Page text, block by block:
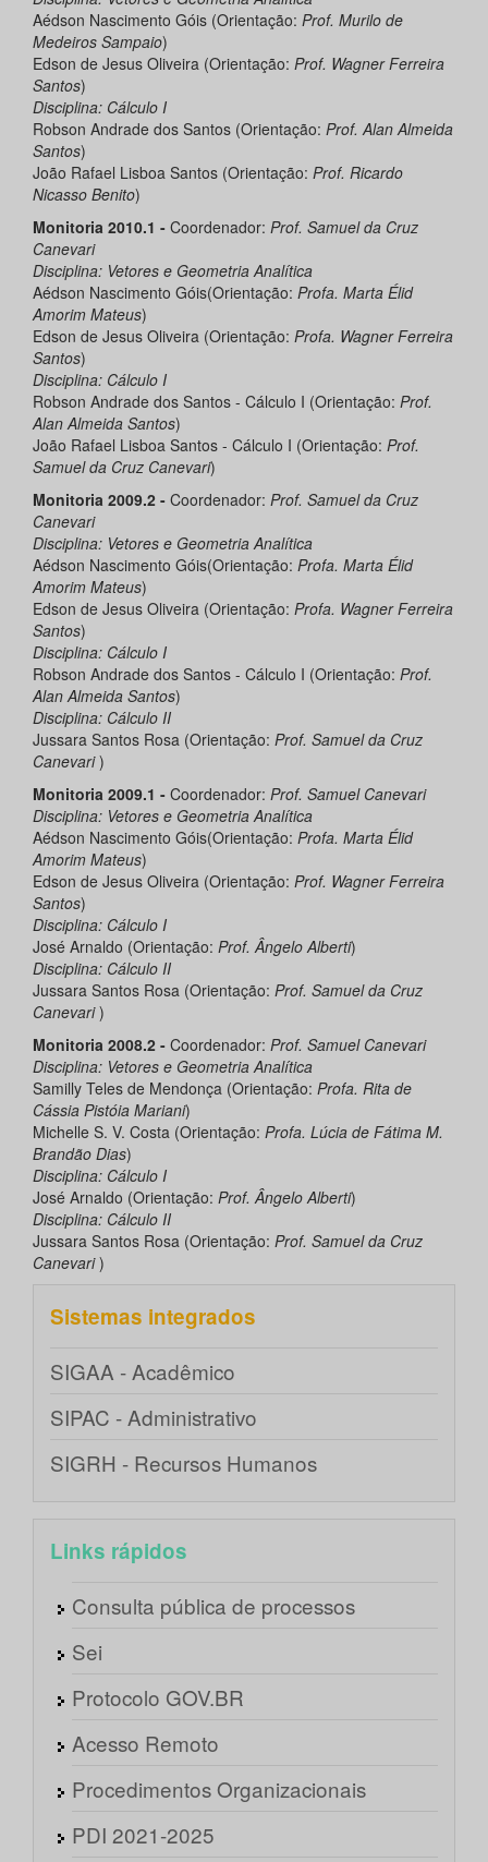
Aédson Nascimento Góis (Orientação: Prof. Murilo de
Medeiros Sampaio)
Edson de Jesus Oliveira (Orientação: Prof. Wagner Ferreira
Santos)
Disciplina: Cálculo I
Robson Andrade dos Santos (Orientação: Prof. Alan Almeida
Santos)
João Rafael Lisboa Santos (Orientação: Prof. Ricardo
Nicasso Benito)
Monitoria 2010.1 - Coordenador: Prof. Samuel da Cruz
Canevari
Disciplina: Vetores e Geometria Analítica
Aédson Nascimento Góis(Orientação: Profa. Marta Élid
Amorim Mateus)
Edson de Jesus Oliveira (Orientação: Profa. Wagner Ferreira
Santos)
Disciplina: Cálculo I
Robson Andrade dos Santos - Cálculo I (Orientação: Prof.
Alan Almeida Santos)
João Rafael Lisboa Santos - Cálculo I (Orientação: Prof.
Samuel da Cruz Canevari)
Monitoria 2009.2 - Coordenador: Prof. Samuel da Cruz
Canevari
Disciplina: Vetores e Geometria Analítica
Aédson Nascimento Góis(Orientação: Profa. Marta Élid
Amorim Mateus)
Edson de Jesus Oliveira (Orientação: Profa. Wagner Ferreira
Santos)
Disciplina: Cálculo I
Robson Andrade dos Santos - Cálculo I (Orientação: Prof.
Alan Almeida Santos)
Disciplina: Cálculo II
Jussara Santos Rosa (Orientação: Prof. Samuel da Cruz
Canevari )
Monitoria 2009.1 - Coordenador: Prof. Samuel Canevari
Disciplina: Vetores e Geometria Analítica
Aédson Nascimento Góis(Orientação: Profa. Marta Élid
Amorim Mateus)
Edson de Jesus Oliveira (Orientação: Prof. Wagner Ferreira
Santos)
Disciplina: Cálculo I
José Arnaldo (Orientação: Prof. Ângelo Alberti)
Disciplina: Cálculo II
Jussara Santos Rosa (Orientação: Prof. Samuel da Cruz
Canevari )
Monitoria 2008.2 - Coordenador: Prof. Samuel Canevari
Disciplina: Vetores e Geometria Analítica
Samilly Teles de Mendonça (Orientação: Profa. Rita de
Cássia Pistóia Mariani)
Michelle S. V. Costa (Orientação: Profa. Lúcia de Fátima M.
Brandão Dias)
Disciplina: Cálculo I
José Arnaldo (Orientação: Prof. Ângelo Alberti)
Disciplina: Cálculo II
Jussara Santos Rosa (Orientação: Prof. Samuel da Cruz
Canevari )
Sistemas integrados
SIGAA - Acadêmico
SIPAC - Administrativo
SIGRH - Recursos Humanos
Links rápidos
Consulta pública de processos
Sei
Protocolo GOV.BR
Acesso Remoto
Procedimentos Organizacionais
PDI 2021-2025